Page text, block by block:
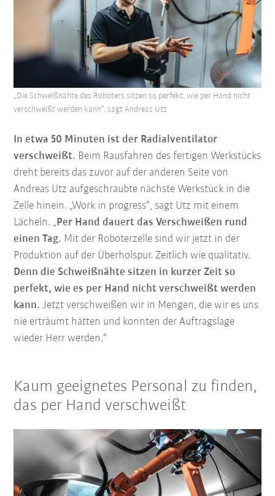
In etwa 50 Minuten ist der Radialventilator
verschweißt. Beim Rausfahren des fertigen Werkstücks
dreht bereits das zuvor auf der anderen Seite von
Andreas Utz aufgeschraubte nächste Werkstück in die
Zelle hinein. „Work in progress“, sagt Utz mit einem
Lächeln. „Per Hand dauert das Verschweißen rund
einen Tag. Mit der Roboterzelle sind wir jetzt in der
Produktion auf der Überholspur. Zeitlich wie qualitativ.
Denn die Schweißnähte sitzen in kurzer Zeit so
perfekt, wie es per Hand nicht verschweißt werden
kann. Jetzt verschweißen wir in Mengen, die wir es uns
nie erträumt hätten und konnten der Auftragslage
wieder Herr werden.“
„Die Schweißnähte des Roboters sitzen so perfekt, wie per Hand nicht
verschweißt werden kann“, sagt Andreas Utz
Kaum geeignetes Personal zu finden,
das per Hand verschweißt